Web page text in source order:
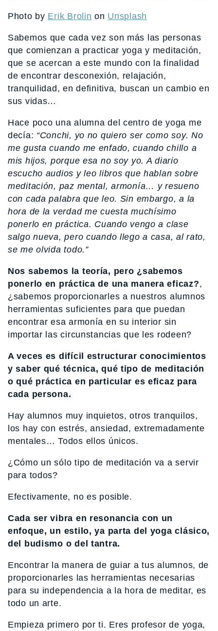
Photo by Erik Brolin on Unsplash
Sabemos que cada vez son más las personas
que comienzan a practicar yoga y meditación,
que se acercan a este mundo con la finalidad
de encontrar desconexión, relajación,
tranquilidad, en definitiva, buscan un cambio en
sus vidas…
Hace poco una alumna del centro de yoga me
decía: “Conchi, yo no quiero ser como soy. No
me gusta cuando me enfado, cuando chillo a
mis hijos, porque esa no soy yo. A diario
escucho audios y leo libros que hablan sobre
meditación, paz mental, armonía… y resueno
con cada palabra que leo. Sin embargo, a la
hora de la verdad me cuesta muchísimo
ponerlo en práctica. Cuando vengo a clase
salgo nueva, pero cuando llego a casa, al rato,
se me olvida todo.”
Nos sabemos la teoría, pero ¿sabemos
ponerlo en práctica de una manera eficaz?,
¿sabemos proporcionarles a nuestros alumnos
herramientas suficientes para que puedan
encontrar esa armonía en su interior sin
importar las circunstancias que les rodeen?
A veces es difícil estructurar conocimientos
y saber qué técnica, qué tipo de meditación
o qué práctica en particular es eficaz para
cada persona.
Hay alumnos muy inquietos, otros tranquilos,
los hay con estrés, ansiedad, extremadamente
mentales… Todos ellos únicos.
¿Cómo un sólo tipo de meditación va a servir
para todos?
Efectivamente, no es posible.
Cada ser vibra en resonancia con un
enfoque, un estilo, ya parta del yoga clásico,
del budismo o del tantra.
Encontrar la manera de guiar a tus alumnos, de
proporcionarles las herramientas necesarias
para su independencia a la hora de meditar, es
todo un arte.
Empieza primero por ti. Eres profesor de yoga,